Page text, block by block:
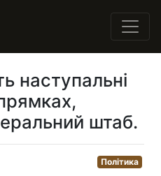
наступальні
штаб.
Політика